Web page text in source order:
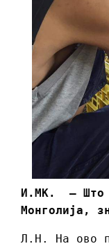
И.МК. – Што
Монголија,
Л.Н. На ово